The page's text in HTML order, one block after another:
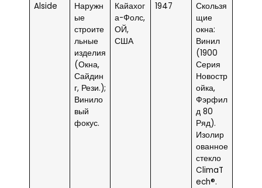
Alside
Наружн
ые
строите
льные
изделия
(Окна,
Сайдин
г, Рези.);
Винило
вый
фокус.
Кайахог
а-Фолс,
ОЙ,
США
1947
Скользя
щие
окна:
Винил
(1900
Серия
Новостр
ойка,
Фэрфил
д 80
Ряд).
Изолир
ованное
стекло
ClimaT
ech®.